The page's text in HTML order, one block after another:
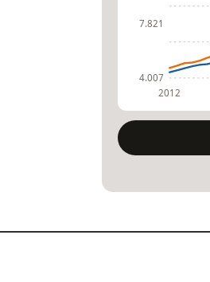
7.821
4.007
2012